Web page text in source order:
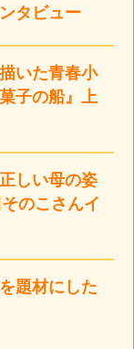
タビュー
いた青春小
子の船』上
しい母の姿
のこさんイ
題材にした